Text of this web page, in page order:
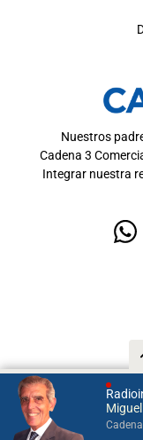
Nuestros
Cadena 3
Integrar nuestra